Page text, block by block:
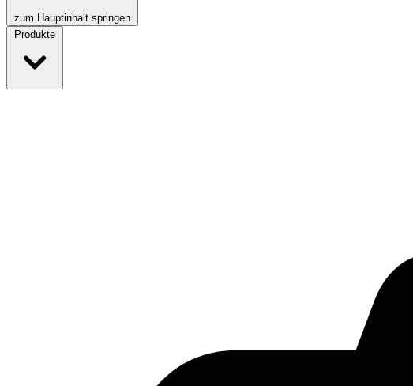
zum Hauptinhalt springen
Produkte